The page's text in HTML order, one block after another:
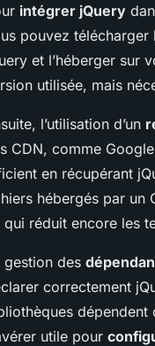
intégrer jQuery
pouvez télécharger
et l’héberger sur
utilisée, mais
l’utilisation d’un
CDN, comme
en récupérant
hébergés par un
qui réduit encore les
gestion des
correctement
dépendent
utile pour